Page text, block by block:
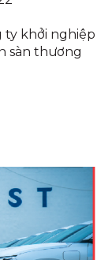
ty khởi nghiệp
sàn thương